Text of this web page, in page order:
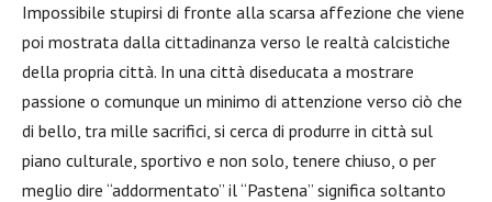
Impossibile stupirsi di fronte alla scarsa affezione che viene
poi mostrata dalla cittadinanza verso le realtà calcistiche
della propria città. In una città diseducata a mostrare
passione o comunque un minimo di attenzione verso ciò che
di bello, tra mille sacrifici, si cerca di produrre in città sul
piano culturale, sportivo e non solo, tenere chiuso, o per
meglio dire “addormentato” il “Pastena” significa soltanto